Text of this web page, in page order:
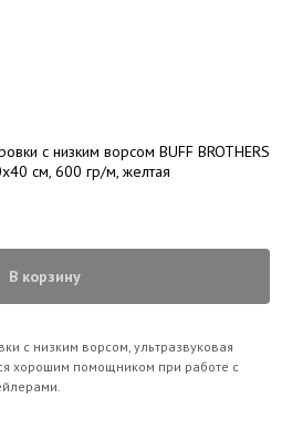
с низким ворсом BUFF BROTHERS
см, 600 гр/м, желтая
В корзину
с низким ворсом, ультразвуковая
хорошим помощником при работе с